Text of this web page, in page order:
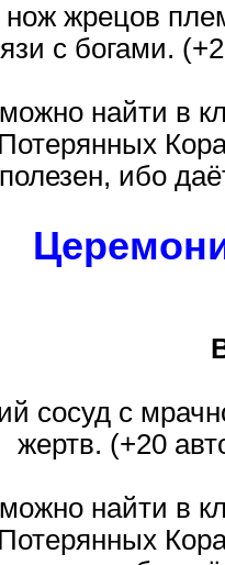
жрецов
с богами.
найти в
полезен, ибо
сосуд с
жертв. (+20
найти в